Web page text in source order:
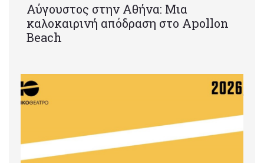
Αύγουστος στην Αθήνα: Μια
καλοκαιρινή απόδραση στο Apollon
Beach